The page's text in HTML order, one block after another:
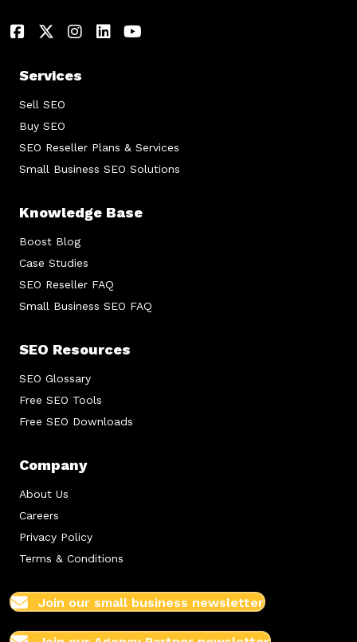
Services
Sell SEO
Buy SEO
SEO Reseller Plans & Services
Small Business SEO Solutions
Knowledge Base
Boost Blog
Case Studies
SEO Reseller FAQ
Small Business SEO FAQ
SEO Resources
SEO Glossary
Free SEO Tools
Free SEO Downloads
Company
About Us
Careers
Privacy Policy
Terms & Conditions
Join our small business newsletter